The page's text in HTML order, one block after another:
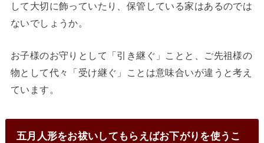
して大切に飾っていたり、保管している家はあるのでは
ないでしょうか。
お子様のお守りとして「引き継ぐ」ことと、ご先祖様の
物として代々「受け継ぐ」ことは意味合いが違うと考え
ています。
五月人形をお祓いしてもらえばお下がりを使うこ